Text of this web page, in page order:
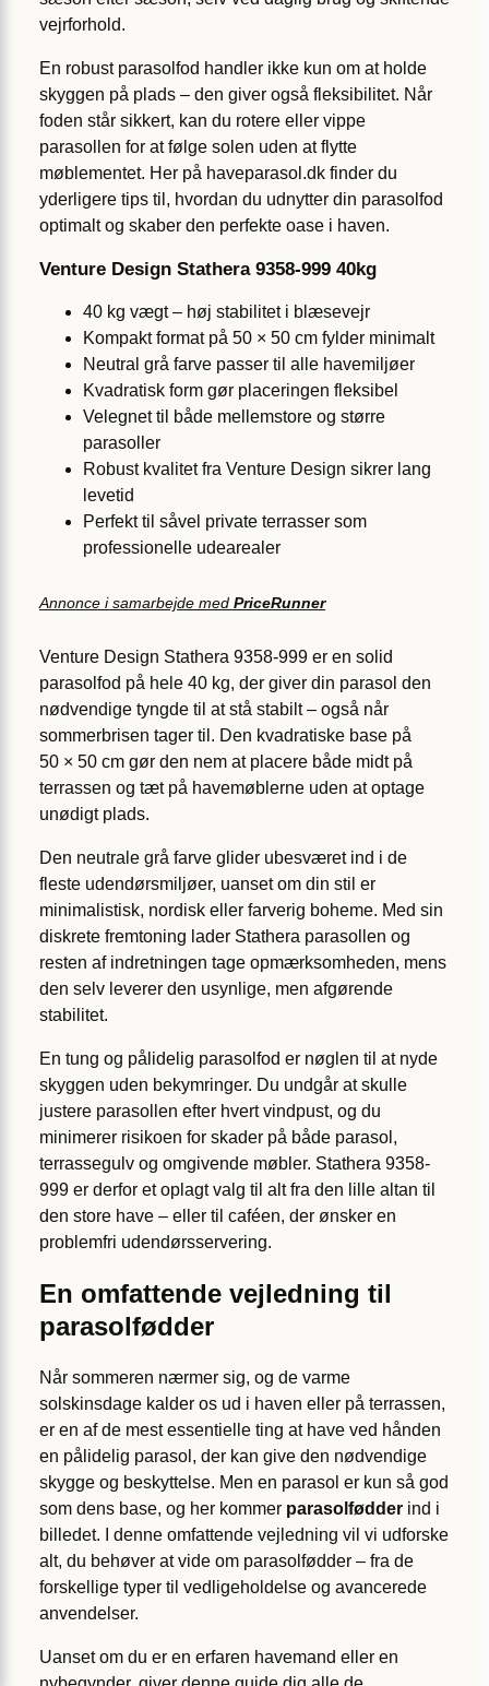
vejrforhold.
En robust parasolfod handler ikke kun om at holde
skyggen på plads – den giver også fleksibilitet. Når
foden står sikkert, kan du rotere eller vippe
parasollen for at følge solen uden at flytte
møblementet. Her på haveparasol.dk finder du
yderligere tips til, hvordan du udnytter din parasolfod
optimalt og skaber den perfekte oase i haven.
Venture Design Stathera 9358-999 40kg
40 kg vægt – høj stabilitet i blæsevejr
Kompakt format på 50 × 50 cm fylder minimalt
Neutral grå farve passer til alle havemiljøer
Kvadratisk form gør placeringen fleksibel
Velegnet til både mellemstore og større
parasoller
Robust kvalitet fra Venture Design sikrer lang
levetid
Perfekt til såvel private terrasser som
professionelle udearealer
Annonce i samarbejde med PriceRunner
Venture Design Stathera 9358-999 er en solid
parasolfod på hele 40 kg, der giver din parasol den
nødvendige tyngde til at stå stabilt – også når
sommerbrisen tager til. Den kvadratiske base på
50 × 50 cm gør den nem at placere både midt på
terrassen og tæt på havemøblerne uden at optage
unødigt plads.
Den neutrale grå farve glider ubesværet ind i de
fleste udendørsmiljøer, uanset om din stil er
minimalistisk, nordisk eller farverig boheme. Med sin
diskrete fremtoning lader Stathera parasollen og
resten af indretningen tage opmærksomheden, mens
den selv leverer den usynlige, men afgørende
stabilitet.
En tung og pålidelig parasolfod er nøglen til at nyde
skyggen uden bekymringer. Du undgår at skulle
justere parasollen efter hvert vindpust, og du
minimerer risikoen for skader på både parasol,
terrassegulv og omgivende møbler. Stathera 9358-
999 er derfor et oplagt valg til alt fra den lille altan til
den store have – eller til caféen, der ønsker en
problemfri udendørsservering.
En omfattende vejledning til
parasolfødder
Når sommeren nærmer sig, og de varme
solskinsdage kalder os ud i haven eller på terrassen,
er en af de mest essentielle ting at have ved hånden
en pålidelig parasol, der kan give den nødvendige
skygge og beskyttelse. Men en parasol er kun så god
som dens base, og her kommer parasolfødder ind i
billedet. I denne omfattende vejledning vil vi udforske
alt, du behøver at vide om parasolfødder – fra de
forskellige typer til vedligeholdelse og avancerede
anvendelser.
Uanset om du er en erfaren havemand eller en